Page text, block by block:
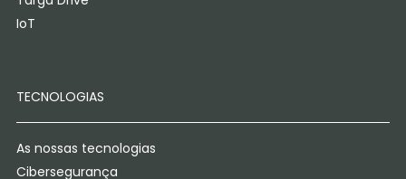
IoT
TECNOLOGIAS
As nossas tecnologias
Cibersegurança